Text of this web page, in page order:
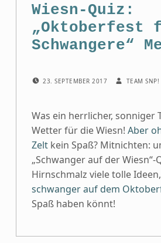
Wiesn-Quiz:
„Oktoberfest
Schwangere“
23. SEPTEMBER 2017 TEAM SNP!
Was ein herrlicher, sonniger
Wetter für die Wiesn! Aber
Zeltkein Spaß? Mitnichten:
„Schwanger auf der
Hirnschmalz viele tolle
schwanger auf dem
Spaß haben könnt!